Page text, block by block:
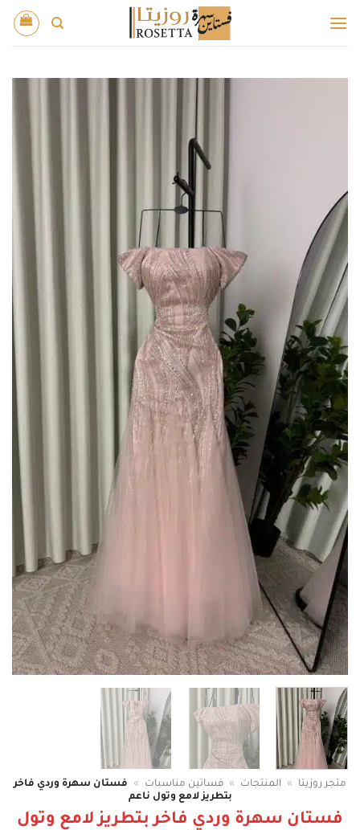
للمحتوى
متجر روزيتا » المنتجات » فساتين مناسبات »
فستان سهرة وردي فاخر
بتطريز لامع وتول ناعم
فستان سهرة وردي فاخر بتطريز لامع وتول